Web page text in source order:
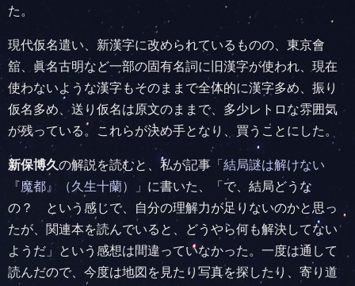
た。
現代仮名遣い、新漢字に改められているものの、東京會
舘、眞名古明など一部の固有名詞に旧漢字が使われ、現在
使わないような漢字もそのままで全体的に漢字多め、振り
仮名多め、送り仮名は原文のままで、多少レトロな雰囲気
が残っている。これらが決め手となり、買うことにした。
新保博久の解説を読むと、私が記事 「結局謎は解けない
『魔都』（久生十蘭）」 に書いた、「で、結局どうな
の？ という感じで、自分の理解力が足りないのかと思っ
たが、関連本を読んでいると、どうやら何も解決してない
ようだ」という感想は間違っていなかった。一度は通して
読んだので、今度は地図を見たり写真を探したり、寄り道